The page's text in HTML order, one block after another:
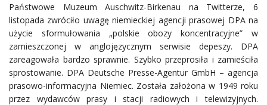
Państwowe Muzeum Auschwitz-Birkenau na Twitterze, 6
listopada zwróciło uwagę niemieckiej agencji prasowej DPA na
użycie sformułowania „polskie obozy koncentracyjne” w
zamieszczonej w anglojęzycznym serwisie depeszy. DPA
zareagowała bardzo sprawnie. Szybko przeprosiła i zamieściła
sprostowanie. DPA Deutsche Presse-Agentur GmbH – agencja
prasowo-informacyjna Niemiec. Została założona w 1949 roku
przez wydawców prasy i stacji radiowych i telewizyjnych.